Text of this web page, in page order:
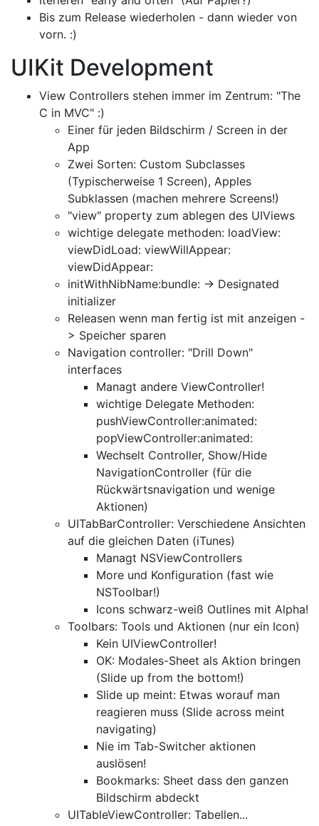
Bis zum Release wiederholen - dann wieder von
vorn. :)
UIKit Development
View Controllers stehen immer im Zentrum: "The
C in MVC" :)
Einer für jeden Bildschirm / Screen in der
App
Zwei Sorten: Custom Subclasses
(Typischerweise 1 Screen), Apples
Subklassen (machen mehrere Screens!)
"view" property zum ablegen des UIViews
wichtige delegate methoden: loadView:
viewDidLoad: viewWillAppear:
viewDidAppear:
initWithNibName:bundle: -> Designated
initializer
Releasen wenn man fertig ist mit anzeigen -
> Speicher sparen
Navigation controller: "Drill Down"
interfaces
Managt andere ViewController!
wichtige Delegate Methoden:
pushViewController:animated:
popViewController:animated:
Wechselt Controller, Show/Hide
NavigationController (für die
Rückwärtsnavigation und wenige
Aktionen)
UITabBarController: Verschiedene Ansichten
auf die gleichen Daten (iTunes)
Managt NSViewControllers
More und Konfiguration (fast wie
NSToolbar!)
Icons schwarz-weiß Outlines mit Alpha!
Toolbars: Tools und Aktionen (nur ein Icon)
Kein UIViewController!
OK: Modales-Sheet als Aktion bringen
(Slide up from the bottom!)
Slide up meint: Etwas worauf man
reagieren muss (Slide across meint
navigating)
Nie im Tab-Switcher aktionen
auslösen!
Bookmarks: Sheet dass den ganzen
Bildschirm abdeckt
UITableViewController: Tabellen...